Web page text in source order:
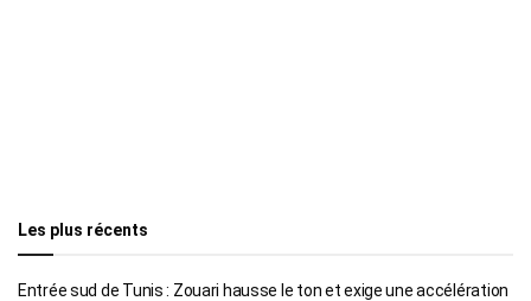
Les plus récents
Entrée sud de Tunis : Zouari hausse le ton et exige une accélération